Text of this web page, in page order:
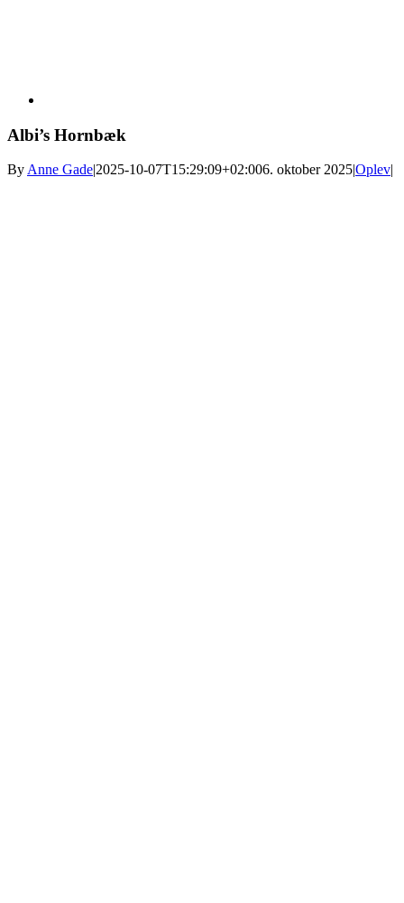
Albi’s Hornbæk
ByAnne Gade|2025-10-07T15:29:09+02:006. oktober 2025|Oplev|